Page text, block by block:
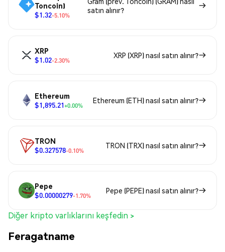
Toncoin)
$1.32-5.10%
satın alınır?
XRP
$1.02-2.30%
XRP (XRP) nasıl satın alınır?
Ethereum
$1,895.21+0.00%
Ethereum (ETH) nasıl satın alınır?
TRON
$0.327578-0.10%
TRON (TRX) nasıl satın alınır?
Pepe
$0.00000279-1.70%
Pepe (PEPE) nasıl satın alınır?
Diğer kripto varlıklarını keşfedin >
Feragatname